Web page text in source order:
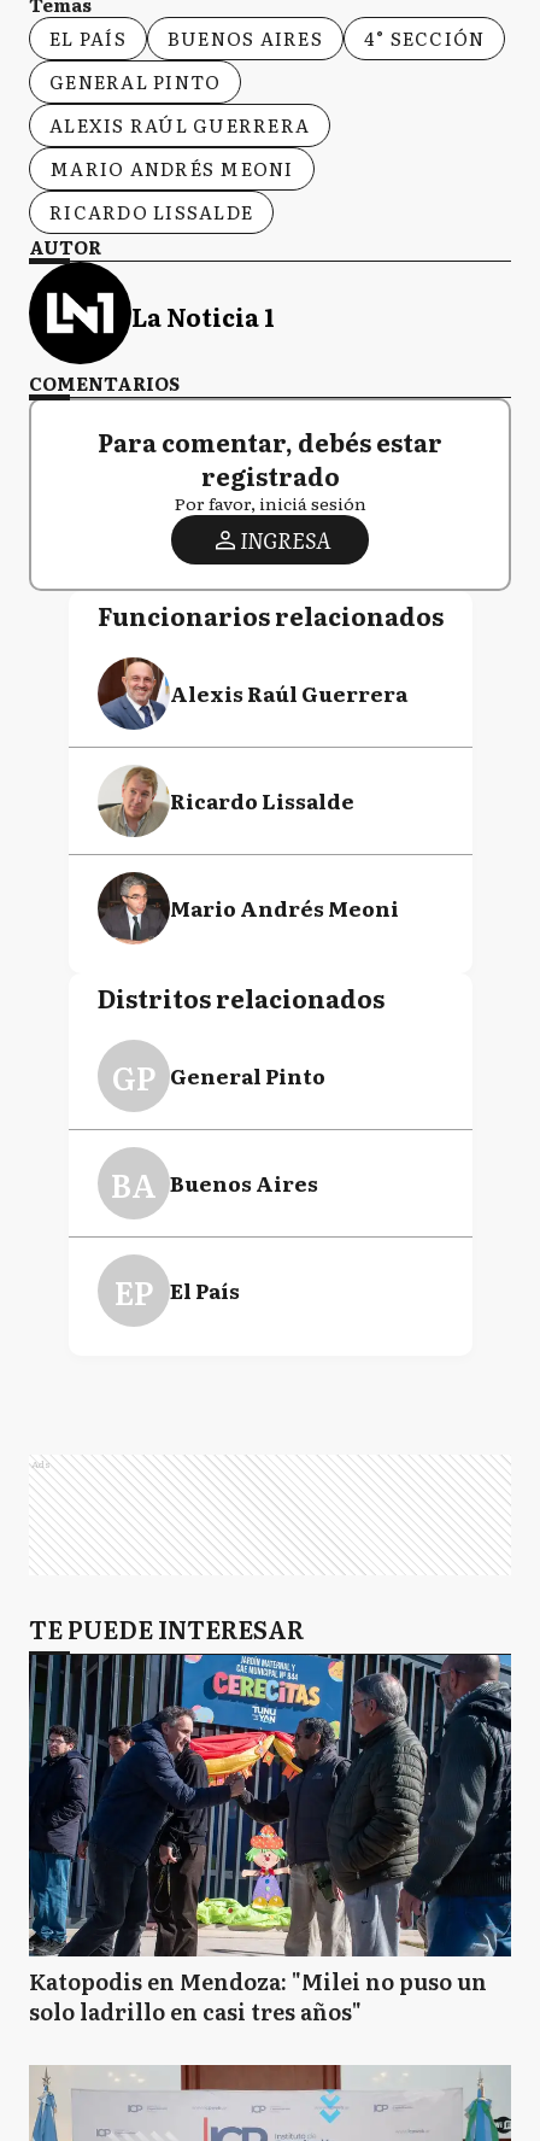
EL PAÍS
BUENOS AIRES
4° SECCIÓN
GENERAL PINTO
ALEXIS RAÚL GUERRERA
MARIO ANDRÉS MEONI
RICARDO LISSALDE
AUTOR
La Noticia 1
COMENTARIOS
Para comentar, debés estar
registrado
Por favor, iniciá sesión
INGRESA
Funcionarios relacionados
Alexis Raúl Guerrera
Ricardo Lissalde
Mario Andrés Meoni
Distritos relacionados
GP General Pinto
BA Buenos Aires
EP El País
Ads
TE PUEDE INTERESAR
Katopodis en Mendoza: "Milei no puso un
solo ladrillo en casi tres años"